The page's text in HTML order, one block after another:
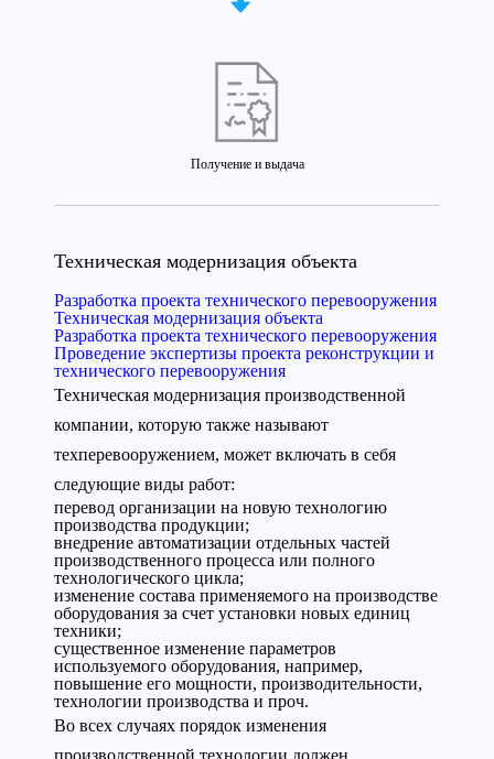
Получение и выдача
Техническая модернизация объекта
Разработка проекта технического перевооружения
Техническая модернизация объекта
Разработка проекта технического перевооружения
Проведение экспертизы проекта реконструкции и
технического перевооружения
Техническая модернизация производственной
компании, которую также называют
техперевооружением, может включать в себя
следующие виды работ:
перевод организации на новую технологию
производства продукции;
внедрение автоматизации отдельных частей
производственного процесса или полного
технологического цикла;
изменение состава применяемого на производстве
оборудования за счет установки новых единиц
техники;
существенное изменение параметров
используемого оборудования, например,
повышение его мощности, производительности,
технологии производства и проч.
Во всех случаях порядок изменения